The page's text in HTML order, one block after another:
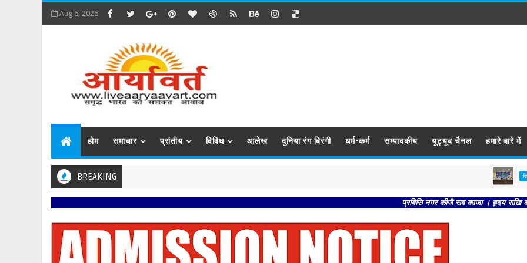
Aug 6, 2026
होम समाचार प्रांतीय विविध आलेख दुनिया रंग बिरंगी धर्म-कर्म सम्पादकीय यूट्यूब चैनल हमारे बारे में
BREAKING बिहार पटना
प्रबिसि नगर कीजै सब काजा । हृदय राखि कौशलपुर